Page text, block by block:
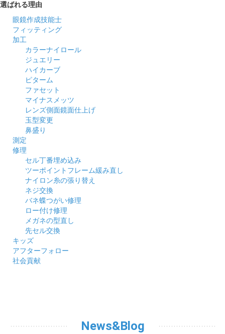
選ばれる理由
眼鏡作成技能士
フィッティング
加工
カラーナイロール
ジュエリー
ハイカーブ
ピターム
ファセット
マイナスメッツ
レンズ側面鏡面仕上げ
玉型変更
鼻盛り
測定
修理
セル丁番埋め込み
ツーポイントフレーム緩み直し
ナイロン糸の張り替え
ネジ交換
バネ蝶つがい修理
ロー付け修理
メガネの型直し
先セル交換
キッズ
アフターフォロー
社会貢献
News&Blog